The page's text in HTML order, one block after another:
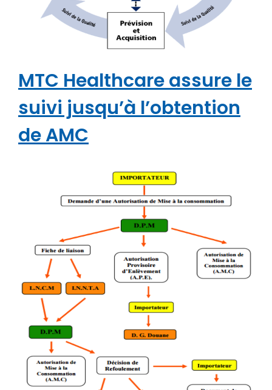
MTC Healthcare assure le
suivi jusqu’à l’obtention
de AMC